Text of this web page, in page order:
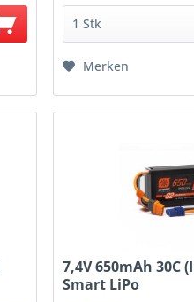
Merken
7,4V 650mAh 30C
Smart LiPo